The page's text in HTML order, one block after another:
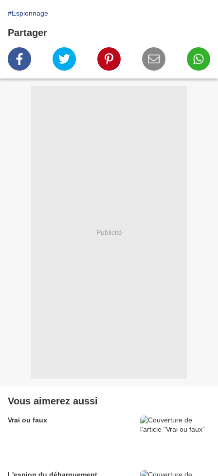
#Espionnage
Partager
Publicité
Vous aimerez aussi
Vrai ou faux